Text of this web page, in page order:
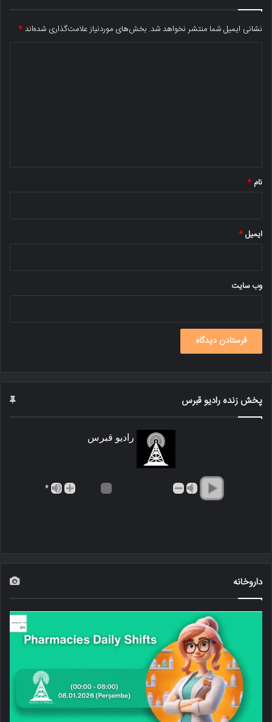
نشانی ایمیل شما منتشر نخواهد شد. بخش‌های موردنیاز علامت‌گذاری شده‌اند*
نام *
ایمیل*
وب‌ سایت
پخش زنده رادیو قبرس
رادیو قبرس
*
داروخانه